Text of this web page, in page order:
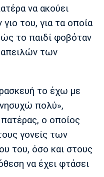
να ακούει
του, για τα οποία
το παιδί φοβόταν
των
το έχω με
πολύ»,
ο οποίος
γονείς των
του, όσο και στους
να έχει φτάσει